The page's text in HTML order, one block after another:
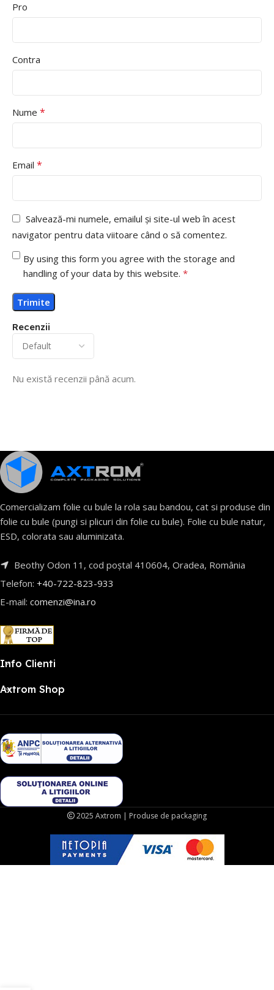
Recenzii
Nu există recenzii până acum.
Pro
Contra
Nume *
Email *
Salvează-mi numele, emailul și site-ul web în acest
navigator pentru data viitoare când o să comentez.
By using this form you agree with the storage and
handling of your data by this website. *
Comercializam folie cu bule la rola sau bandou, cat si produse din
folie cu bule (pungi si plicuri din folie cu bule). Folie cu bule natur,
ESD, colorata sau aluminizata.
Beothy Odon 11, cod poștal 410604, Oradea, România
Telefon: +40-722-823-933
E-mail: comenzi@ina.ro
Info Clienti
Axtrom Shop
2025 Axtrom | Produse de packaging